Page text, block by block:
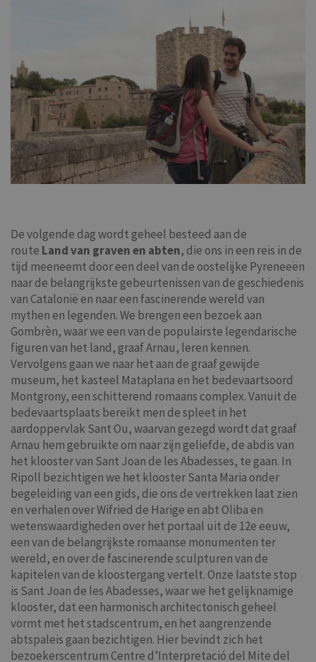
De volgende dag wordt geheel besteed aan de
route Land van graven en abten, die ons in een reis in de
tijd meeneemt door een deel van de oostelijke Pyreneeën
naar de belangrijkste gebeurtenissen van de geschiedenis
van Catalonië en naar een fascinerende wereld van
mythen en legenden. We brengen een bezoek aan
Gombrèn, waar we een van de populairste legendarische
figuren van het land, graaf Arnau, leren kennen.
Vervolgens gaan we naar het aan de graaf gewijde
museum, het kasteel Mataplana en het bedevaartsoord
Montgrony, een schitterend romaans complex. Vanuit de
bedevaartsplaats bereikt men de spleet in het
aardoppervlak Sant Ou, waarvan gezegd wordt dat graaf
Arnau hem gebruikte om naar zijn geliefde, de abdis van
het klooster van Sant Joan de les Abadesses, te gaan. In
Ripoll bezichtigen we het klooster Santa Maria onder
begeleiding van een gids, die ons de vertrekken laat zien
en verhalen over Wifried de Harige en abt Oliba en
wetenswaardigheden over het portaal uit de 12e eeuw,
een van de belangrijkste romaanse monumenten ter
wereld, en over de fascinerende sculpturen van de
kapitelen van de kloostergang vertelt. Onze laatste stop
is Sant Joan de les Abadesses, waar we het gelijknamige
klooster, dat een harmonisch architectonisch geheel
vormt met het stadscentrum, en het aangrenzende
abtspaleis gaan bezichtigen. Hier bevindt zich het
bezoekerscentrum Centre d’Interpretació del Mite del